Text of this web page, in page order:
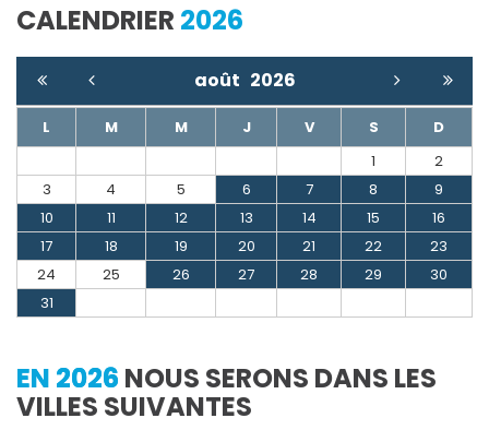
CALENDRIER 2026
août 2026
L M M J V S
D
1
2
3
4 5 6 7 8
9
10
11 12 13 14 15
16
17
18 19 20 21 22
23
24
25 26 27 28 29
30
31
EN 2026 NOUS SERONS DANS LES
VILLES SUIVANTES